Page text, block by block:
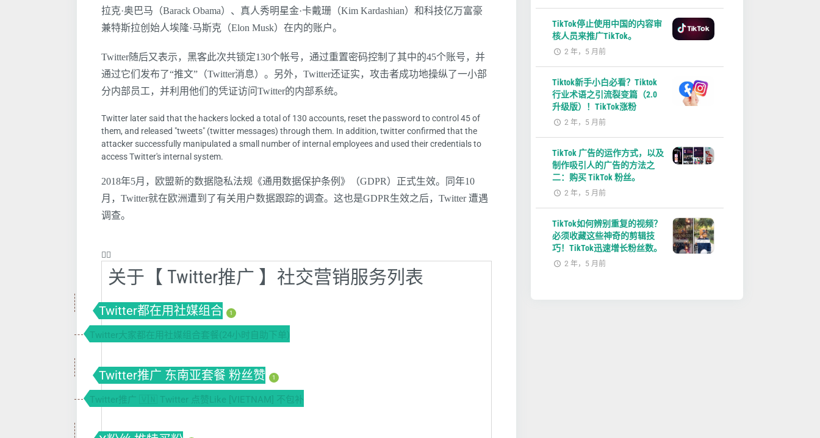
拉克·奥巴马（Barack Obama）、真人秀明星金·卡戴珊（Kim Kardashian）和科技亿万富豪
兼特斯拉创始人埃隆·马斯克（Elon Musk）在内的账户。
Twitter随后又表示，黑客此次共锁定130个帐号，通过重置密码控制了其中的45个账号，并
通过它们发布了“推文”（Twitter消息）。另外，Twitter还证实，攻击者成功地操纵了一小部
分内部员工，并利用他们的凭证访问Twitter的内部系统。
Twitter later said that the hackers locked a total of 130 accounts, reset the password to control 45 of
them, and released "tweets" (twitter messages) through them. In addition, twitter confirmed that the
attacker successfully manipulated a small number of internal employees and used their credentials to
access Twitter's internal system.
2018年5月，欧盟新的数据隐私法规《通用数据保护条例》（GDPR）正式生效。同年10
月，Twitter就在欧洲遭到了有关用户数据跟踪的调查。这也是GDPR生效之后，Twitter 遭遇
调查。
❤️‍🔥
关于【 Twitter推广 】社交营销服务列表
Twitter都在用社媒组合 1
Twitter大家都在用社媒组合套餐(24小时自助下单)
Twitter推广 东南亚套餐 粉丝赞 1
Twitter推广 🇻🇳 Twitter 点赞Like [VIETNAM] 不包补
TikTok停止使用中国的内容审
核人员来推广TikTok。
2 年，5 月前
Tiktok新手小白必看？Tiktok
行业术语之引流裂变篇（2.0
升级版）！TikTok涨粉
2 年，5 月前
TikTok 广告的运作方式，以及
制作吸引人的广告的方法之
二：购买 TikTok 粉丝。
2 年，5 月前
TikTok如何辨别重复的视频？
必须收藏这些神奇的剪辑技
巧！TikTok迅速增长粉丝数。
2 年，5 月前